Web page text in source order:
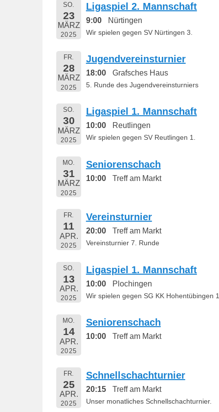
SO.
23
MÄRZ
2025
Ligaspiel 2. Mannschaft
9:00 Nürtingen
Wir spielen gegen SV Nürtingen 3.
FR.
28
MÄRZ
2025
Jugendvereinsturnier
18:00 Grafsches Haus
5. Runde des Jugendvereinsturniers
SO.
30
MÄRZ
2025
Ligaspiel 1. Mannschaft
10:00 Reutlingen
Wir spielen gegen SV Reutlingen 1.
MO.
31
MÄRZ
2025
Seniorenschach
10:00 Treff am Markt
FR.
11
APR.
2025
Vereinsturnier
20:00 Treff am Markt
Vereinsturnier 7. Runde
SO.
13
APR.
2025
Ligaspiel 1. Mannschaft
10:00 Plochingen
Wir spielen gegen SG KK Hohentübingen
MO.
14
APR.
2025
Seniorenschach
10:00 Treff am Markt
FR.
25
APR.
2025
Schnellschachturnier
20:15 Treff am Markt
Unser monatliches Schnellschachturnier.